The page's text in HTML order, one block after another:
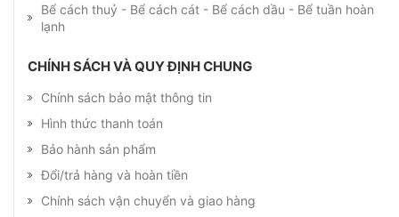
Bể cách thuỷ - Bể cách cát - Bể cách dầu - Bể tuần hoàn
lạnh
CHÍNH SÁCH VÀ QUY ĐỊNH CHUNG
Chính sách bảo mật thông tin
Hình thức thanh toán
Bảo hành sản phẩm
Đổi/trả hàng và hoàn tiền
Chính sách vận chuyển và giao hàng